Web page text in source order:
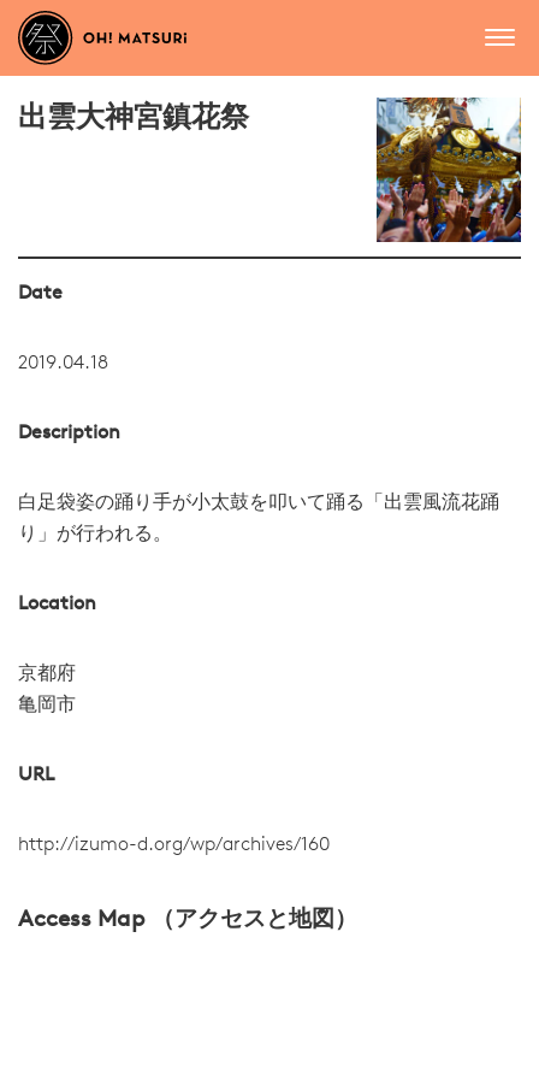
出雲大神宮鎮花祭
Date
2019.04.18
Description
白足袋姿の踊り手が小太鼓を叩いて踊る「出雲風流花踊
り」が行われる。
Location
京都府
亀岡市
URL
http://izumo-d.org/wp/archives/160
Access Map （アクセスと地図）